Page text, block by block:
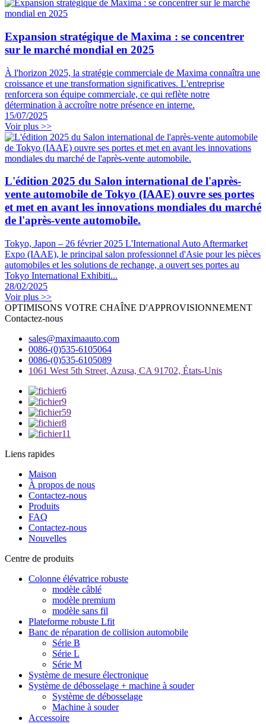
Expansion stratégique de Maxima : se concentrer
sur le marché mondial en 2025
À l'horizon 2025, la stratégie commerciale de Maxima connaîtra une
croissance et une transformation significatives. L'entreprise
renforcera son équipe commerciale, ce qui reflète notre
détermination à accroître notre présence en interne.
15/07/2025
Voir plus >>
L'édition 2025 du Salon international de l'après-
vente automobile de Tokyo (IAAE) ouvre ses portes
et met en avant les innovations mondiales du marché
de l'après-vente automobile.
Tokyo, Japon – 26 février 2025 L'International Auto Aftermarket
Expo (IAAE), le principal salon professionnel d'Asie pour les pièces
automobiles et les solutions de rechange, a ouvert ses portes au
Tokyo International Exhibiti...
28/02/2025
Voir plus >>
OPTIMISONS VOTRE CHAÎNE D'APPROVISIONNEMENT
Contactez-nous
sales@maximaauto.com
0086-(0)535-6105064
0086-(0)535-6105089
1061 West 5th Street, Azusa, CA 91702, États-Unis
Liens rapides
Maison
À propos de nous
Contactez-nous
Produits
FAQ
Contactez-nous
Nouvelles
Centre de produits
Colonne élévatrice robuste
modèle câblé
modèle premium
modèle sans fil
Plateforme robuste Lfit
Banc de réparation de collision automobile
Série B
Série L
Série M
Système de mesure électronique
Système de débosselage + machine à souder
Système de débosselage
Machine à souder
Accessoire